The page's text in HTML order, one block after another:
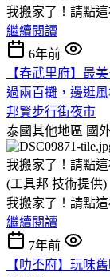
我搬家了！請點
繼續閱讀
6年前
【春武里府】最
過兩百攤，邊逛風
邦賢步行街夜市
泰國其他地區 國
我搬家了！請點
(工具邦 技術提供)
我搬家了！請點
繼續閱讀
7年前
【叻丕府】玩味